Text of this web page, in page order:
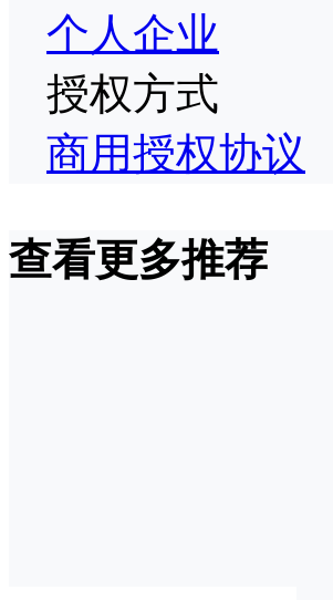
个人企业
授权方式
商用授权协议
查看更多推荐